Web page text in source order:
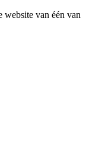
van één van